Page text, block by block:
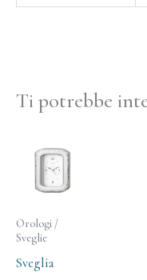
Ti potrebbe
Orologi /
Sveglie
Sveglia